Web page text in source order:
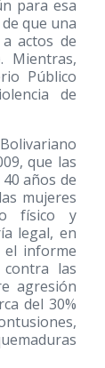
para esa
que una
actos de
Mientras,
Público
de
que las
años de
mujeres
físico y
legal, en
el informe
las
agresión
del 30%